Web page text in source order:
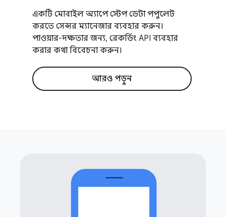
একটি মোবাইল অ্যাপে স্টেপ ডেটা পপুলেট
করতে সেন্সর ম্যানেজার ব্যবহার করুন।
পাওয়ার-দক্ষতার জন্য, রেকর্ডিং API ব্যবহার
করার কথা বিবেচনা করুন।
আরও পড়ুন